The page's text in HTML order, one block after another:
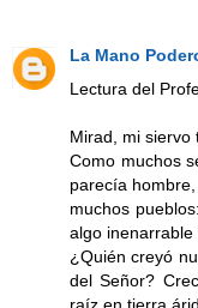
La Mano
Lectura del
Mirad, mi siervo
Como muchos
parecía
muchos
algo inenarrable
¿Quién creyó
del Señor?